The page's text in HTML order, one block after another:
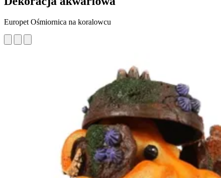
Europet Ośmiornica na koralowcu